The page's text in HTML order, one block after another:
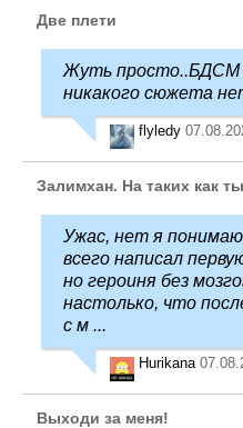
Две плети
Жуть просто..БДСМ
никакого сюжета
flyledy
Залимхан. На таких как
Ужас, нет я
всего написал
но героиня без
настолько, что
с м ...
Hurikana
Выходи за меня!